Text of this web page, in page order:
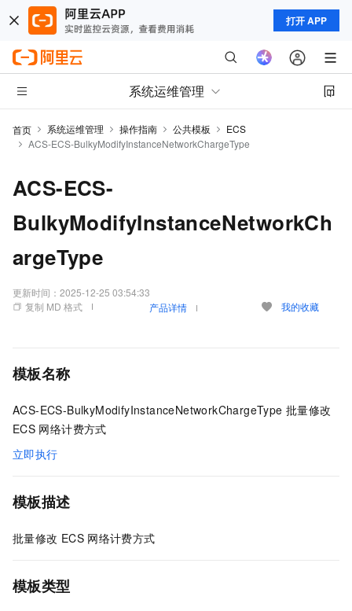
打开 APP
系统运维管理
首页 系统运维管理 操作指南 公共模板
ECS
ACS-ECS-BulkyModifyInstanceNetworkChargeType
ACS-ECS-
BulkyModifyInstanceNetworkCh
argeType
更新时间： 2025-12-25 03:54:33
复制 MD 格式
产品详情 我的收藏
模板名称
ACS-ECS-BulkyModifyInstanceNetworkChargeType 批量修改
ECS 网络计费方式
立即执行
模板描述
批量修改 ECS 网络计费方式
模板类型